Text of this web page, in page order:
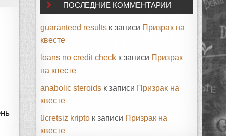
ПОСЛЕДНИЕ КОММЕНТАРИИ
guaranteed results к записи Призрак на
квесте
loans no credit check к записи Призрак
на квесте
anabolic steroids к записи Призрак на
квесте
ücretsiz kripto к записи Призрак на
квесте